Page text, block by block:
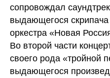
сопровождал
выдающегося
оркестра «Новая
Во второй части
своего рода «тройной
выдающегося